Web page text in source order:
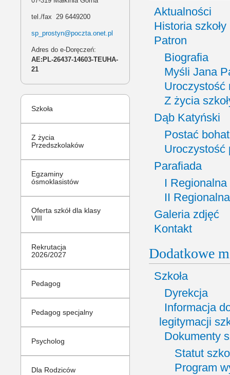
tel./fax 29 6449200
sp_prostyn@poczta.onet.pl
Adres do e-Doręczeń:
AE:PL-26437-14603-TEUHA-
21
Szkoła
Z życia
Przedszkolaków
Egzaminy
ósmoklasistów
Oferta szkół dla klasy
VIII
Rekrutacja
2026/2027
Pedagog
Pedagog specjalny
Psycholog
Dla Rodziców
Aktualności
Historia szkoły
Patron
Biografia
Myśli Jana
Uroczystość
Z życia
Dąb Katyński
Postać
Uroczystość
Parafiada
I
II
Galeria zdjęć
Kontakt
Dodatkowe
Szkoła
Dyrekcja
Informacja
legitymacji
Dokumenty
Statut
Program